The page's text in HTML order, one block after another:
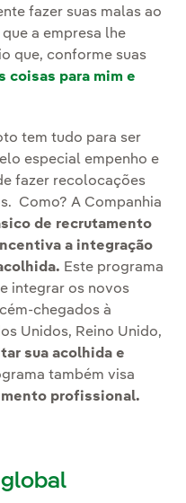
fazer suas malas ao
a empresa lhe
que, conforme suas
coisas para mim e
tem tudo para ser
especial empenho e
fazer recolocações
Como? A Companhia
de recrutamento
a integração
Este programa
integrar os novos
chegados à
Unidos, Reino Unido,
sua acolhida e
também visa
profissional.